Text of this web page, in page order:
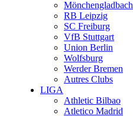
Mönchengladbach
RB Leipzig
SC Freiburg
VfB Stuttgart
Union Berlin
Wolfsburg
Werder Bremen
Autres Clubs
LIGA
Athletic Bilbao
Atletico Madrid